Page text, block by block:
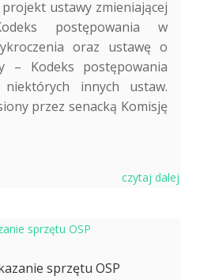
ustawy zmieniającej
postępowania w
oraz ustawę o
– Kodeks postępowania
innych ustaw.
przez senacką Komisję
czytaj dalej
sprzętu OSP